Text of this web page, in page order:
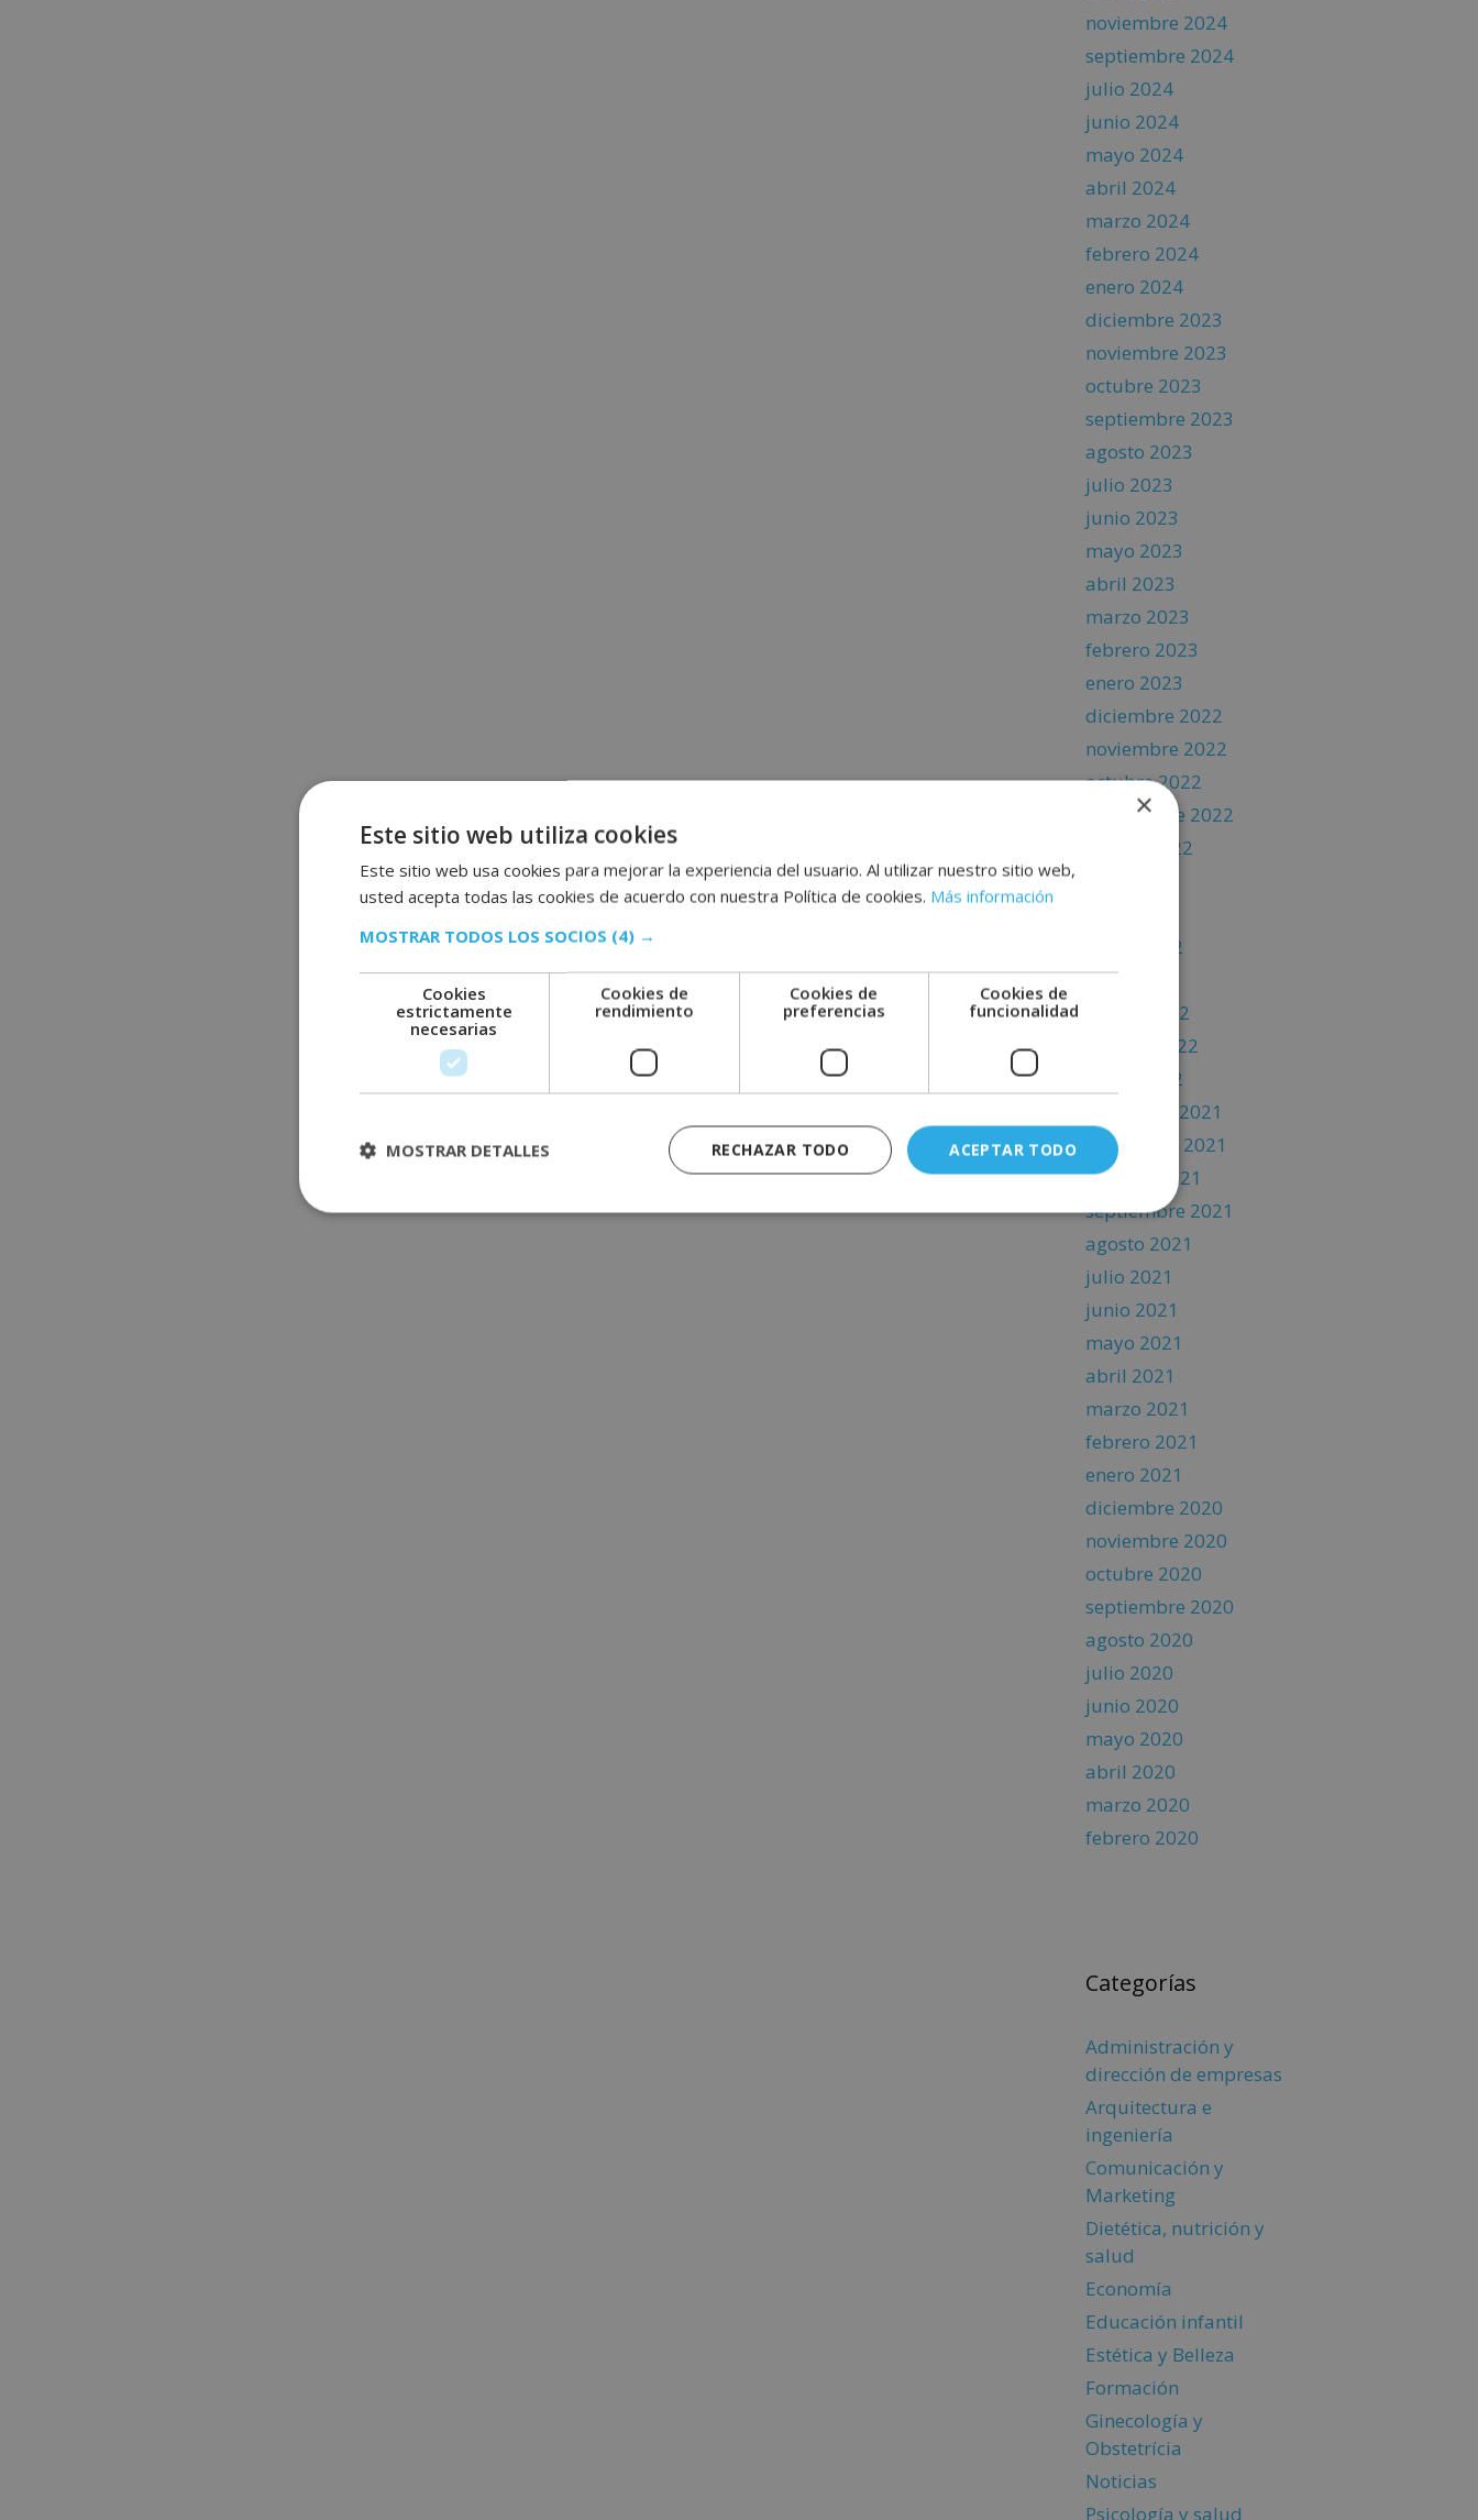
noviembre 2024
septiembre 2024
julio 2024
junio 2024
mayo 2024
abril 2024
marzo 2024
febrero 2024
enero 2024
diciembre 2023
noviembre 2023
octubre 2023
septiembre 2023
agosto 2023
julio 2023
junio 2023
mayo 2023
abril 2023
marzo 2023
febrero 2023
enero 2023
diciembre 2022
noviembre 2022
octubre 2022
septiembre 2022
agosto 2022
mayo 2022
abril 2022
marzo 2022
febrero 2022
enero 2022
diciembre 2021
noviembre 2021
octubre 2021
septiembre 2021
agosto 2021
julio 2021
junio 2021
mayo 2021
abril 2021
marzo 2021
febrero 2021
enero 2021
diciembre 2020
noviembre 2020
octubre 2020
septiembre 2020
agosto 2020
julio 2020
junio 2020
mayo 2020
abril 2020
marzo 2020
febrero 2020
Categorías
Administración y
dirección de empresas
Arquitectura e
ingeniería
Comunicación y
Marketing
Dietética, nutrición y
salud
Economía
Educación infantil
Estética y Belleza
Formación
Ginecología y
Obstetrícia
Noticias
Psicología y salud
×
Este sitio web utiliza cookies
Este sitio web usa cookies para mejorar la experiencia del usuario. Al utilizar nuestro sitio web,
usted acepta todas las cookies de acuerdo con nuestra Política de cookies. Más información
MOSTRAR TODOS LOS SOCIOS (4) →
Cookies
estrictamente
necesarias
Cookies de
rendimiento
Cookies de
preferencias
Cookies de
funcionalidad
ACEPTAR TODO
RECHAZAR TODO
MOSTRAR DETALLES